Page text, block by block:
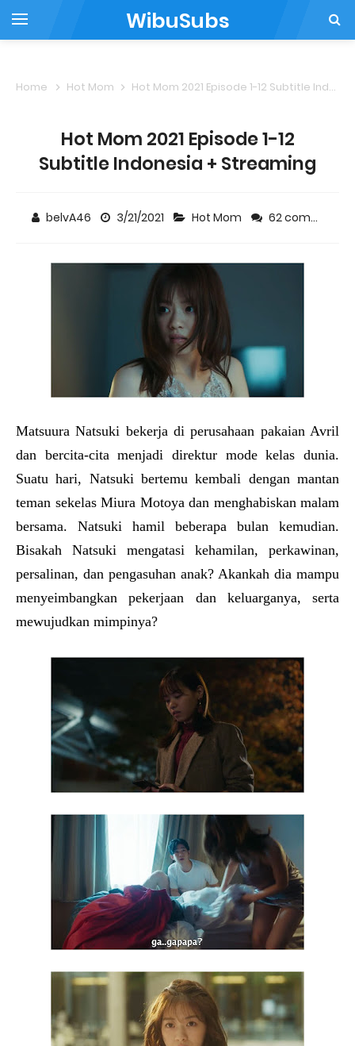
WibuSubs
Home Hot Mom Hot Mom 2021 Episode 1-12 Subtitle Indonesia + Streaming
Hot Mom 2021 Episode 1-12
Subtitle Indonesia + Streaming
belvA46 3/21/2021 Hot Mom 62 comments
Matsuura Natsuki bekerja di perusahaan pakaian Avril
dan bercita-cita menjadi direktur mode kelas dunia.
Suatu hari, Natsuki bertemu kembali dengan mantan
teman sekelas Miura Motoya dan menghabiskan malam
bersama. Natsuki hamil beberapa bulan kemudian.
Bisakah Natsuki mengatasi kehamilan, perkawinan,
persalinan, dan pengasuhan anak? Akankah dia mampu
menyeimbangkan pekerjaan dan keluarganya, serta
mewujudkan mimpinya?